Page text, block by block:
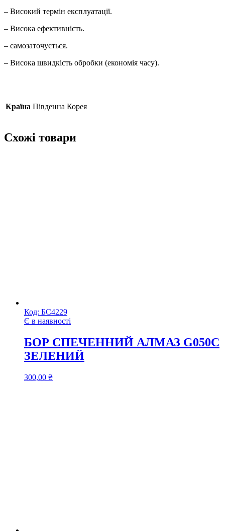
– Високий термін експлуатації.
– Висока ефективність.
– самозаточується.
– Висока швидкість обробки (економія часу).
Країна Південна Корея
Схожі товари
Код: БС4229
Є в наявності
БОР СПЕЧЕННИЙ АЛМАЗ G050C
ЗЕЛЕНИЙ
300,00 ₴